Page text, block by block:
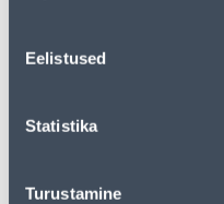
Eelistused
Statistika
Turustamine
133.00 €
Э-ЦЕНА